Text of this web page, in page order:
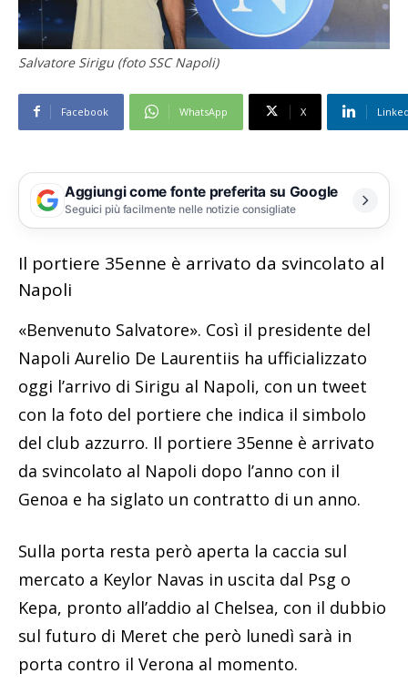
Salvatore Sirigu (foto SSC Napoli)
Facebook WhatsApp X
Aggiungi come fonte preferita su Google
Seguici più facilmente nelle notizie consigliate
Il portiere 35enne è arrivato da svincolato al
Napoli
«Benvenuto Salvatore». Così il presidente del
Napoli Aurelio De Laurentiis ha ufficializzato
oggi l’arrivo di Sirigu al Napoli, con un tweet
con la foto del portiere che indica il simbolo
del club azzurro. Il portiere 35enne è arrivato
da svincolato al Napoli dopo l’anno con il
Genoa e ha siglato un contratto di un anno.
Sulla porta resta però aperta la caccia sul
mercato a Keylor Navas in uscita dal Psg o
Kepa, pronto all’addio al Chelsea, con il dubbio
sul futuro di Meret che però lunedì sarà in
porta contro il Verona al momento.